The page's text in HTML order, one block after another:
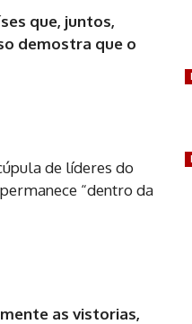
que, juntos,
demostra que o
de líderes do
“dentro da
as vistorias,